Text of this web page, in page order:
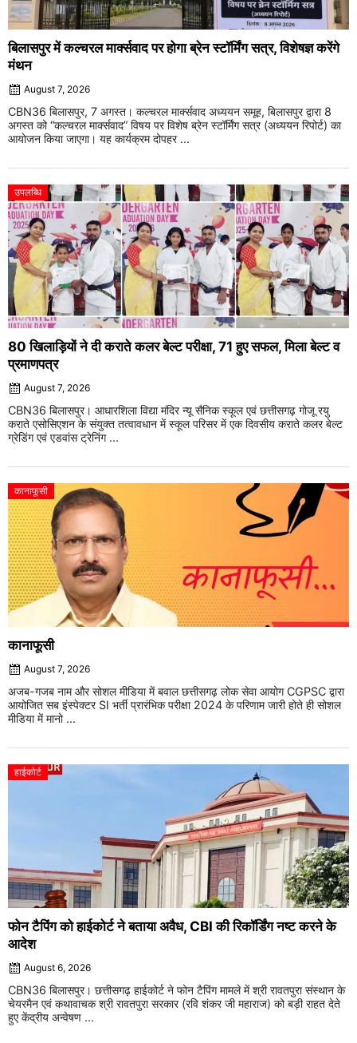
बिलासपुर में कल्चरल मार्क्सवाद पर होगा ब्रेन स्टॉर्मिंग सत्र, विशेषज्ञ करेंगे
मंथन
August 7, 2026
CBN36 बिलासपुर, 7 अगस्त। कल्चरल मार्क्सवाद अध्ययन समूह, बिलासपुर द्वारा 8
अगस्त को “कल्चरल मार्क्सवाद” विषय पर विशेष ब्रेन स्टॉर्मिंग सत्र (अध्ययन रिपोर्ट) का
आयोजन किया जाएगा। यह कार्यक्रम दोपहर ...
उपलब्धि
80 खिलाड़ियों ने दी कराते कलर बेल्ट परीक्षा, 71 हुए सफल, मिला बेल्ट व
प्रमाणपत्र
August 7, 2026
CBN36 बिलासपुर। आधारशिला विद्या मंदिर न्यू सैनिक स्कूल एवं छत्तीसगढ़ गोजू रयु
कराते एसोसिएशन के संयुक्त तत्वावधान में स्कूल परिसर में एक दिवसीय कराते कलर बेल्ट
ग्रेडिंग एवं एडवांस ट्रेनिंग ...
कानाफूसी
कानाफूसी
August 7, 2026
अजब-गजब नाम और सोशल मीडिया में बवाल छत्तीसगढ़ लोक सेवा आयोग CGPSC द्वारा
आयोजित सब इंस्पेक्टर SI भर्ती प्रारंभिक परीक्षा 2024 के परिणाम जारी होते ही सोशल
मीडिया में मानो ...
हाईकोर्ट
फोन टैपिंग को हाईकोर्ट ने बताया अवैध, CBI की रिकॉर्डिंग नष्ट करने के
आदेश
August 6, 2026
CBN36 बिलासपुर। छत्तीसगढ़ हाईकोर्ट ने फोन टैपिंग मामले में श्री रावतपुरा संस्थान के
चेयरमैन एवं कथावाचक श्री रावतपुरा सरकार (रवि शंकर जी महाराज) को बड़ी राहत देते
हुए केंद्रीय अन्वेषण ...